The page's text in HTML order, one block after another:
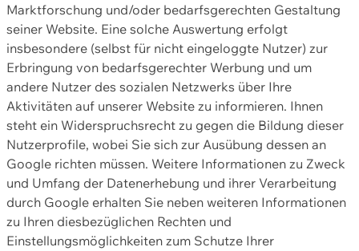
Marktforschung und/oder bedarfsgerechten Gestaltung
seiner Website. Eine solche Auswertung erfolgt
insbesondere (selbst für nicht eingeloggte Nutzer) zur
Erbringung von bedarfsgerechter Werbung und um
andere Nutzer des sozialen Netzwerks über Ihre
Aktivitäten auf unserer Website zu informieren. Ihnen
steht ein Widerspruchsrecht zu gegen die Bildung dieser
Nutzerprofile, wobei Sie sich zur Ausübung dessen an
Google richten müssen. Weitere Informationen zu Zweck
und Umfang der Datenerhebung und ihrer Verarbeitung
durch Google erhalten Sie neben weiteren Informationen
zu Ihren diesbezüglichen Rechten und
Einstellungsmöglichkeiten zum Schutze Ihrer